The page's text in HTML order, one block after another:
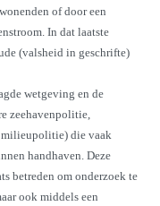
of door een
In dat laatste
(valsheid in geschrifte)
wetgeving en de
zeehavenpolitie,
die vaak
handhaven. Deze
betreden om onderzoek te
ook middels een